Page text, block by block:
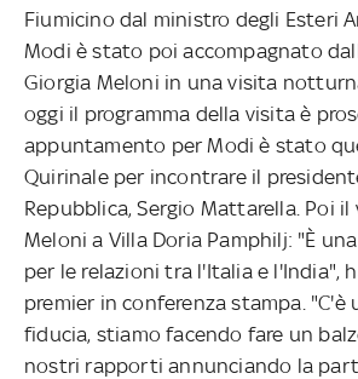
Fiumicino dal ministro degli Esteri
Modi è stato poi accompagnato
Giorgia Meloni in una visita
oggi il programma della visita è
appuntamento per Modi è stato
Quirinale per incontrare il
Repubblica, Sergio Mattarella. Poi
Meloni a Villa Doria Pamphilj: "È
per le relazioni tra l'Italia e l'India",
premier in conferenza stampa. "C'è
fiducia, stiamo facendo fare un
nostri rapporti annunciando la